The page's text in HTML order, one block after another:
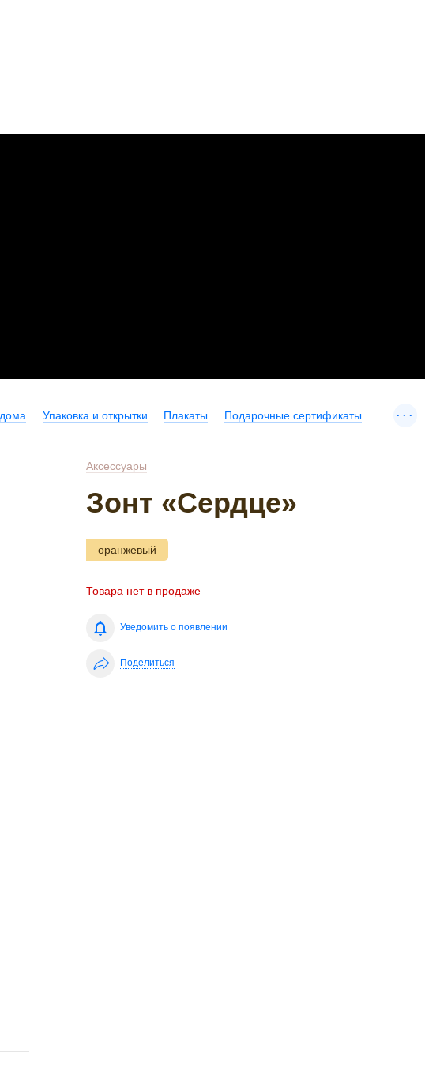
Упаковка и открытки Плакаты Подарочные сертификаты ...
Аксессуары
Зонт «Сердце»
оранжевый
Товара нет в продаже
Уведомить о появлении
Поделиться